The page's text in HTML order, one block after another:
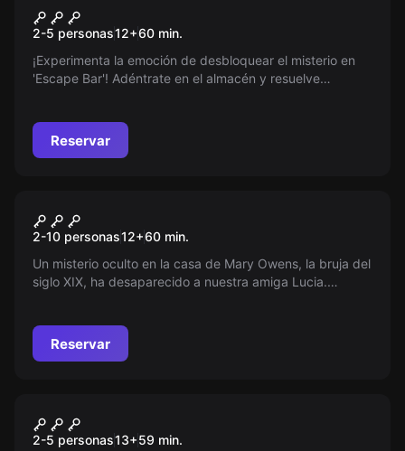
Nuevo
Escape Bar
2-5 personas12+60 min.
¡Experimenta la emoción de desbloquear el misterio en
'Escape Bar'! Adéntrate en el almacén y resuelve
aventura. ¿Estás listo para asumir el desafío?
Reservar
Nuevo
La Casa De La Bruja
2-10 personas12+60 min.
Un misterio oculto en la casa de Mary Owens, la bruja del
siglo XIX, ha desaparecido a nuestra amiga Lucia.
silencioso, ¡el tiempo corre!
Reservar
El Desemocionador
2-5 personas13+59 min.